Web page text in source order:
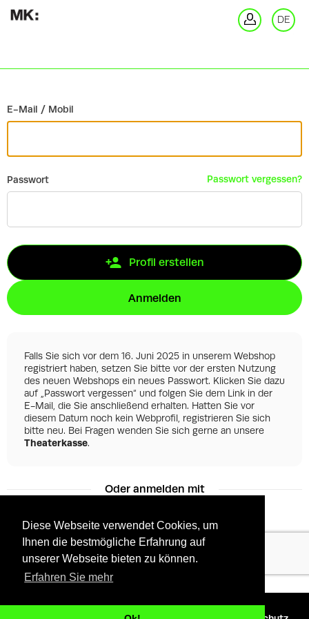
Diese Webseite verwendet Cookies, um
Ihnen die bestmögliche Erfahrung auf
unserer Webseite bieten zu können.
Erfahren Sie mehr
DE
E-Mail / Mobil
Passwort Passwort vergessen?
Profil erstellen
Anmelden
Falls Sie sich vor dem 16. Juni 2025 in unserem Webshop
registriert haben, setzen Sie bitte vor der ersten Nutzung
des neuen Webshops ein neues Passwort. Klicken Sie dazu
auf „Passwort vergessen“ und folgen Sie dem Link in der
E-Mail, die Sie anschließend erhalten. Hatten Sie vor
diesem Datum noch kein Webprofil, registrieren Sie sich
bitte neu. Bei Fragen wenden Sie sich gerne an unsere
Theaterkasse.
Oder anmelden mit
Facebook